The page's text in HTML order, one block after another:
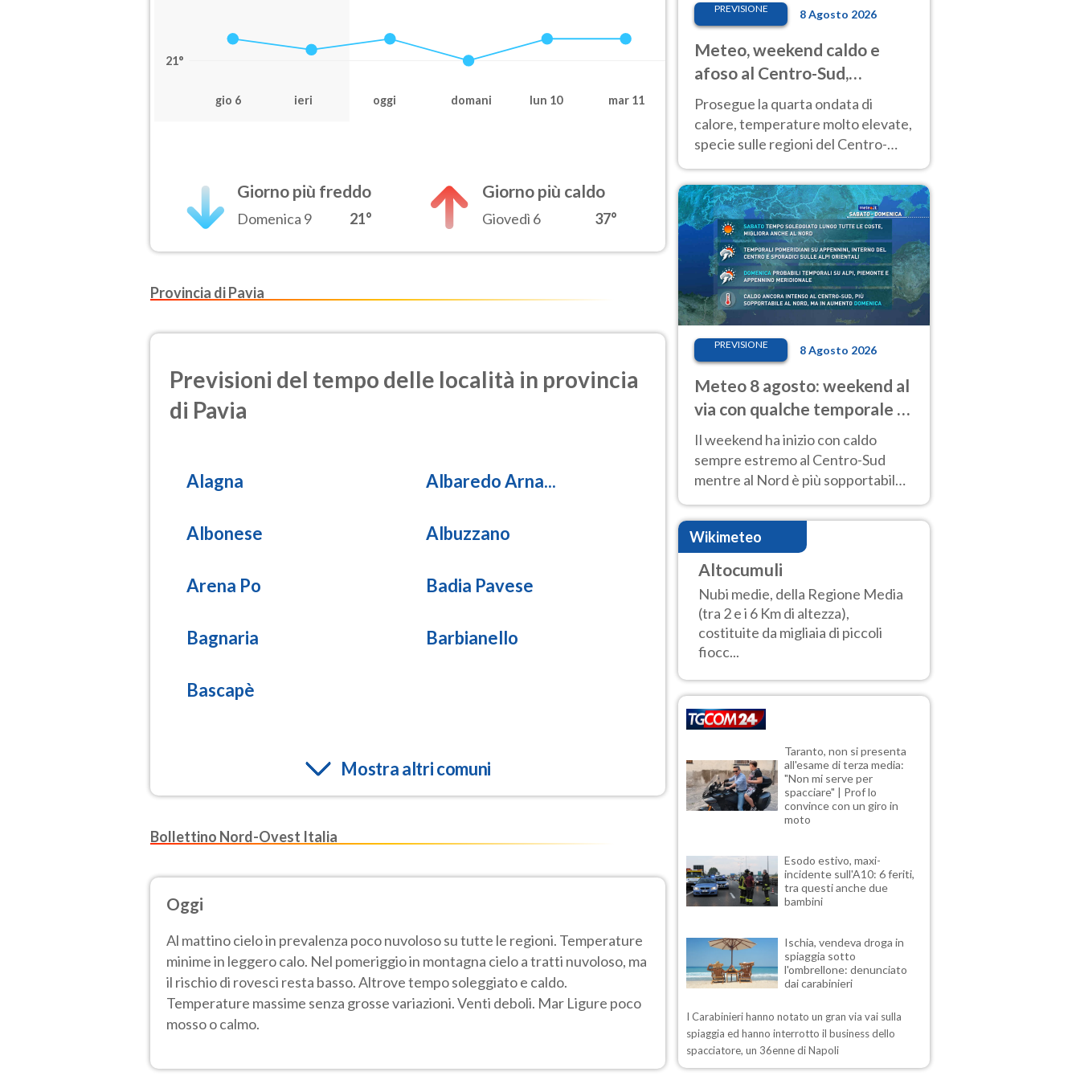
21°
gio 6 ieri oggi domani lun 10 mar 11
Giorno più freddo
Domenica 9 21°
Giorno più caldo
Giovedì 6 37°
Provincia di Pavia
Previsioni del tempo delle località in provincia
di Pavia
Alagna Albaredo Arna...
Albonese Albuzzano
Arena Po Badia Pavese
Bagnaria Barbianello
Bascapè
Mostra altri comuni
Bollettino Nord-Ovest Italia
Oggi
Al mattino cielo in prevalenza poco nuvoloso su tutte le regioni. Temperature
minime in leggero calo. Nel pomeriggio in montagna cielo a tratti nuvoloso, ma
il rischio di rovesci resta basso. Altrove tempo soleggiato e caldo.
Temperature massime senza grosse variazioni. Venti deboli. Mar Ligure poco
mosso o calmo.
PREVISIONE 8 Agosto 2026
Meteo, weekend caldo e
afoso al Centro-Sud,
temporali sui rilievi
Prosegue la quarta ondata di
calore, temperature molto elevate,
specie sulle regioni del Centro-
aree montuose
PREVISIONE 8 Agosto 2026
Meteo 8 agosto: weekend al
via con qualche temporale e
caldo estremo al Centro-Sud
Il weekend ha inizio con caldo
sempre estremo al Centro-Sud
mentre al Nord è più sopportabile
fino a domenica 9. Temporali di
calore sui rilievi.
Wikimeteo
Altocumuli
Nubi medie, della Regione Media
(tra 2 e i 6 Km di altezza),
costituite da migliaia di piccoli
fiocc...
Taranto, non si presenta
all'esame di terza media:
"Non mi serve per
spacciare" | Prof lo
convince con un giro in
moto
Esodo estivo, maxi-
incidente sull'A10: 6 feriti,
tra questi anche due
bambini
Ischia, vendeva droga in
spiaggia sotto
l'ombrellone: denunciato
dai carabinieri
I Carabinieri hanno notato un gran via vai sulla
spiaggia ed hanno interrotto il business dello
spacciatore, un 36enne di Napoli